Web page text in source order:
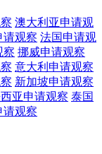
澳大利亚申请观
请观察 法国申请观
察 挪威申请观察
意大利 申请观察
新加坡申请观察
亚申请观察 泰国
请观察